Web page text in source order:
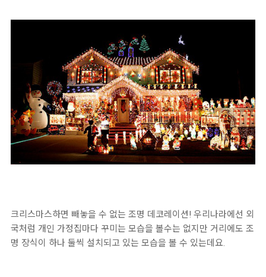
크리스마스하면 빼놓을 수 없는 조명 데코레이션! 우리나라에선 외
국처럼 개인 가정집마다 꾸미는 모습을 볼수는 없지만 거리에도 조
명 장식이 하나 둘씩 설치되고 있는 모습을 볼 수 있는데요.